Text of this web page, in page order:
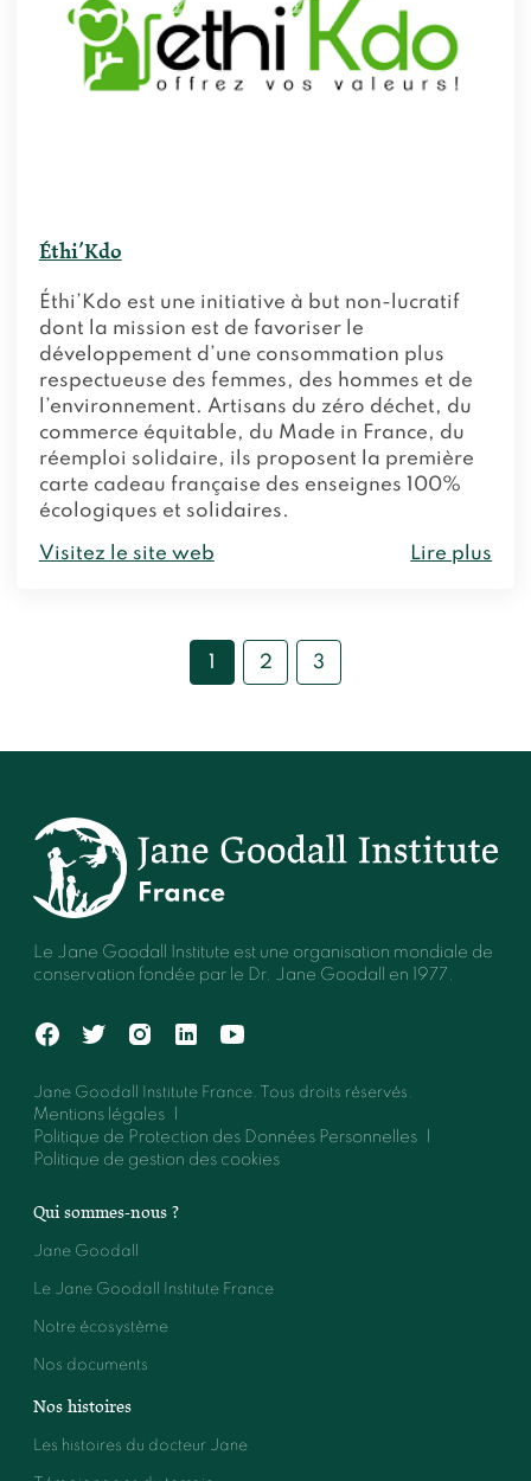
Éthi’Kdo
Éthi’Kdo est une initiative à but non-lucratif
dont la mission est de favoriser le
développement d’une consommation plus
respectueuse des femmes, des hommes et de
l’environnement. Artisans du zéro déchet, du
commerce équitable, du Made in France, du
réemploi solidaire, ils proposent la première
carte cadeau française des enseignes 100%
écologiques et solidaires.
Visitez le site web Lire plus
1 2 3
Le Jane Goodall Institute est une organisation mondiale de
conservation fondée par le Dr. Jane Goodall en 1977.
Jane Goodall Institute France. Tous droits réservés.
Mentions légales
Politique de Protection des Données Personnelles
Politique de gestion des cookies
Qui sommes-nous ?
Jane Goodall
Le Jane Goodall Institute France
Notre écosystème
Nos documents
Nos histoires
Les histoires du docteur Jane